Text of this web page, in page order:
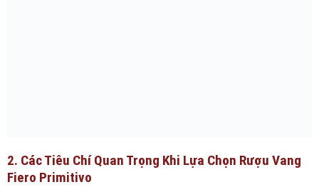
2. Các Tiêu Chí Quan Trọng Khi Lựa Chọn Rượu Vang
Fiero Primitivo